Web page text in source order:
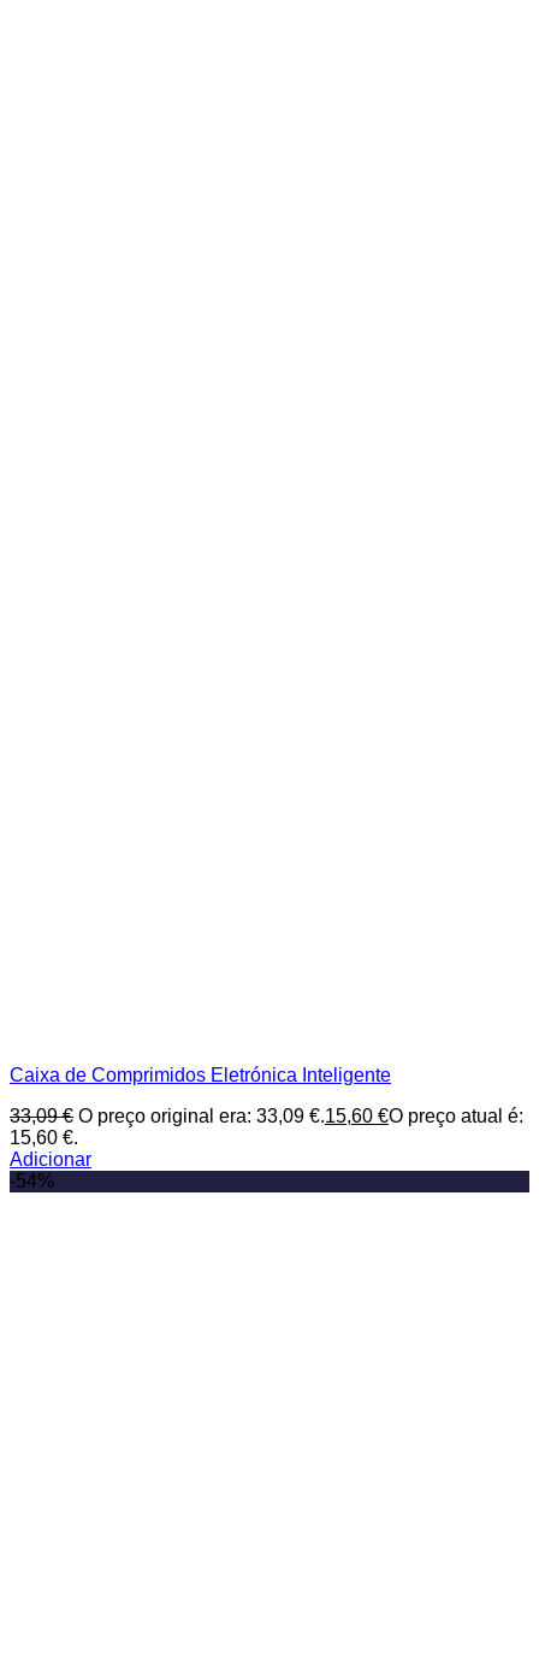
Caixa de Comprimidos Eletrónica Inteligente
33,09€ O preço original era: 33,09 €.15,60 €O preço atual é:
15,60 €.
Adicionar
-54%